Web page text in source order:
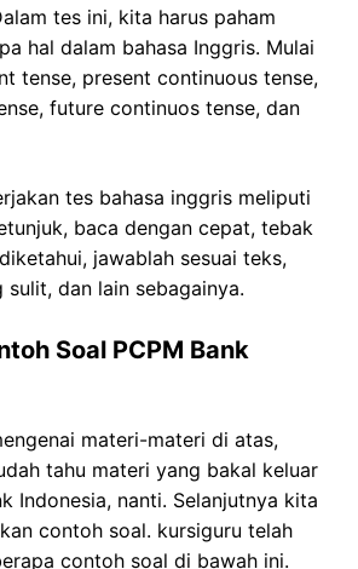
tes ini, kita harus paham
hal dalam bahasa Inggris. Mulai
tense, present continuous tense,
future continuos tense, dan
tes bahasa inggris meliputi
baca dengan cepat, tebak
jawablah sesuai teks,
dan lain sebagainya.
Soal PCPM Bank
materi-materi di atas,
tahu materi yang bakal keluar
Indonesia, nanti. Selanjutnya kita
contoh soal. kursiguru telah
contoh soal di bawah ini.